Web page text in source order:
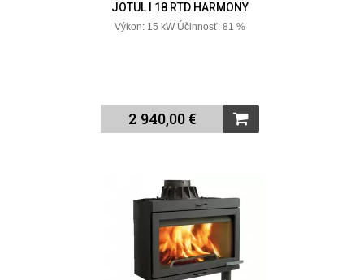
JOTUL I 18 RTD HARMONY
Výkon: 15 kW Účinnosť: 81 %
2 940,00 €